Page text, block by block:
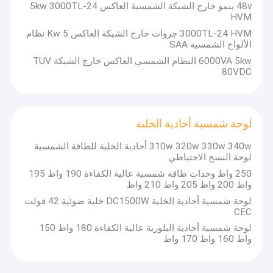
البطارية الشمسية ذات الدورة العميقة
بطارية ليثيوم أيون الشمسية
بطاريات الليثيوم الشمسية
العاكس الشمسي المنزلي
ينمو خارج الشبكة العاكس
لوحة شمسية أحادية الخلية
لوحة شمسية 400 واط
48v ينمو خارج الشبكة الشمسية العاكس 5kw 3000TL-24
HVM
3000TL-24 HVM جروات خارج الشبكة العاكس 5 Kw نظام
الألواح الشمسية SAA
6000VA 5kw النظام الشمسي العاكس خارج الشبكة TUV
80VDC
لوحة شمسية أحادية الخلية
310w 320w 330w 340w أحادية الخلية للطاقة الشمسية
لوحة النسخ الاحتياطي
250 واط وحدات طاقة شمسية عالية الكفاءة 190 واط 195
واط 200 واط 205 واط 210 واط
لوحة شمسية أحادية الخلية DC1500W خلية ضوئية 42 فولت
CEC
لوحة شمسية أحادية البلورية عالية الكفاءة 180 واط 150
واط 160 واط 170 واط